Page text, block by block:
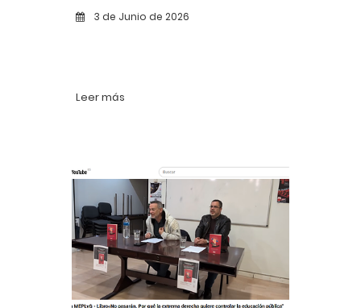
ataca a la clase trabajadora y
3 de Junio de 2026
Leer más